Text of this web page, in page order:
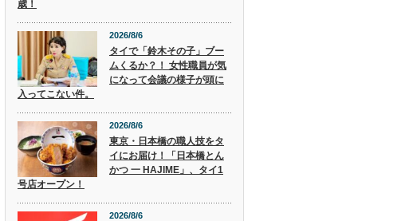
歳！
2026/8/6
タイで「鈴木その子」ブー
ムくるか？！ 女性職員が気
になって会議の様子が頭に
入ってこない件。
2026/8/6
東京・日本橋の職人技をタ
イにお届け！「日本橋とん
かつ 一 HAJIME」、タイ1
号店オープン！
2026/8/6